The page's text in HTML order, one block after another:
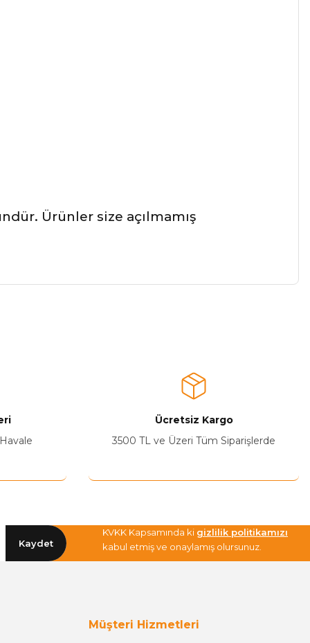
Ürünler size açılmamış
Ücretsiz Kargo
3500 TL ve Üzeri Tüm Siparişlerde
Kaydet
KVKK Kapsamında ki gizlilik politikamızı
kabul etmiş ve onaylamış olursunuz.
Müşteri Hizmetleri